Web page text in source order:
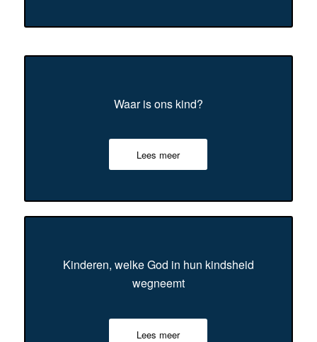
Waar is ons kind?
Lees meer
Kinderen, welke God in hun kindsheid
wegneemt
Lees meer